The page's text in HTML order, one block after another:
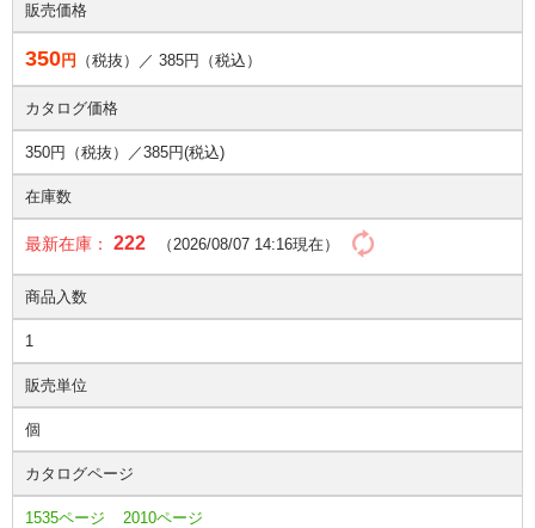
販売価格
350円 （税抜）／ 385円（税込）
カタログ価格
350円（税抜）／385円(税込)
在庫数
最新在庫： 222 （2026/08/07 14:16現在）
商品入数
1
販売単位
個
カタログページ
1535ページ 2010ページ